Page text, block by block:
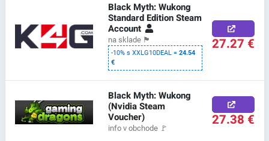
Black Myth: Wukong
Standard Edition Steam
Account
na sklade 🏴
-10% s XXLG10DEAL =24.54
€
27.27 €
Black Myth: Wukong
(Nvidia Steam
Voucher)
info v obchode 🚩 27.38 €